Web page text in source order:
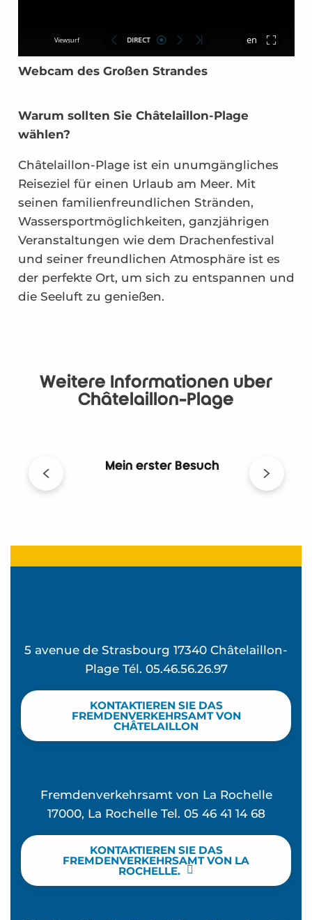
Webcam des Großen Strandes
Warum sollten Sie Châtelaillon-Plage
wählen?
Châtelaillon-Plage ist ein unumgängliches
Reiseziel für einen Urlaub am Meer. Mit
seinen familienfreundlichen Stränden,
Wassersportmöglichkeiten, ganzjährigen
Veranstaltungen wie dem Drachenfestival
und seiner freundlichen Atmosphäre ist es
der perfekte Ort, um sich zu entspannen und
die Seeluft zu genießen.
Weitere Informationen über
Châtelaillon-Plage
Mein erster Besuch
5 avenue de Strasbourg 17340 Châtelaillon-
Plage Tél. 05.46.56.26.97
KONTAKTIEREN SIE DAS
FREMDENVERKEHRSAMT VON
CHÂTELAILLON
Fremdenverkehrsamt von La Rochelle
17000, La Rochelle Tel. 05 46 41 14 68
KONTAKTIEREN SIE DAS
FREMDENVERKEHRSAMT VON LA
ROCHELLE.